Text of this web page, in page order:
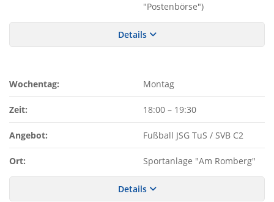
"Postenbörse")
Details
Wochentag: Montag
Zeit: 18:00 – 19:30
Angebot: Fußball JSG TuS / SVB C2
Ort: Sportanlage "Am Romberg"
Details